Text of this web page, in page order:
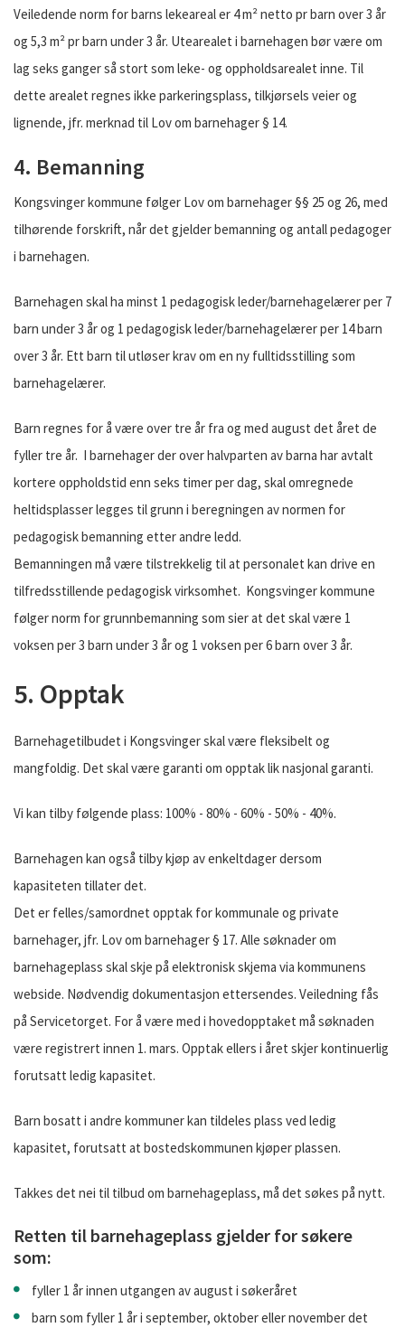
Veiledende norm for barns lekeareal er 4 m² netto pr barn over 3 år
og 5,3 m² pr barn under 3 år. Utearealet i barnehagen bør være om
lag seks ganger så stort som leke- og oppholdsarealet inne. Til
dette arealet regnes ikke parkeringsplass, tilkjørsels veier og
lignende, jfr. merknad til Lov om barnehager § 14.
4. Bemanning
Kongsvinger kommune følger Lov om barnehager §§ 25 og 26, med
tilhørende forskrift, når det gjelder bemanning og antall pedagoger
i barnehagen.
Barnehagen skal ha minst 1 pedagogisk leder/barnehagelærer per 7
barn under 3 år og 1 pedagogisk leder/barnehagelærer per 14 barn
over 3 år. Ett barn til utløser krav om en ny fulltidsstilling som
barnehagelærer.
Barn regnes for å være over tre år fra og med august det året de
fyller tre år. I barnehager der over halvparten av barna har avtalt
kortere oppholdstid enn seks timer per dag, skal omregnede
heltidsplasser legges til grunn i beregningen av normen for
pedagogisk bemanning etter andre ledd.
Bemanningen må være tilstrekkelig til at personalet kan drive en
tilfredsstillende pedagogisk virksomhet. Kongsvinger kommune
følger norm for grunnbemanning som sier at det skal være 1
voksen per 3 barn under 3 år og 1 voksen per 6 barn over 3 år.
5. Opptak
Barnehagetilbudet i Kongsvinger skal være fleksibelt og
mangfoldig. Det skal være garanti om opptak lik nasjonal garanti.
Vi kan tilby følgende plass: 100% - 80% - 60% - 50% - 40%.
Barnehagen kan også tilby kjøp av enkeltdager dersom
kapasiteten tillater det.
Det er felles/samordnet opptak for kommunale og private
barnehager, jfr. Lov om barnehager § 17. Alle søknader om
barnehageplass skal skje på elektronisk skjema via kommunens
webside. Nødvendig dokumentasjon ettersendes. Veiledning fås
på Servicetorget. For å være med i hovedopptaket må søknaden
være registrert innen 1. mars. Opptak ellers i året skjer kontinuerlig
forutsatt ledig kapasitet.
Barn bosatt i andre kommuner kan tildeles plass ved ledig
kapasitet, forutsatt at bostedskommunen kjøper plassen.
Takkes det nei til tilbud om barnehageplass, må det søkes på nytt.
Retten til barnehageplass gjelder for søkere
som:
fyller 1 år innen utgangen av august i søkeråret
barn som fyller 1 år i september, oktober eller november det